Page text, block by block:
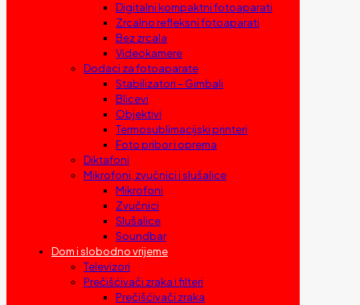
Digitalni kompaktni fotoaparati
Zrcalno refleksni fotoaparati
Bez zrcala
Videokamere
Dodaci za fotoaparate
Stabilizatori – Gimbali
Blicevi
Objektivi
Termosublimacijski printeri
Foto pribor i oprema
Diktafoni
Mikrofoni, zvučnici i slušalice
Mikrofoni
Zvučnici
Slušalice
Soundbar
Dom i slobodno vrijeme
Televizori
Prečišćivači zraka i filteri
Prečišćivači zraka